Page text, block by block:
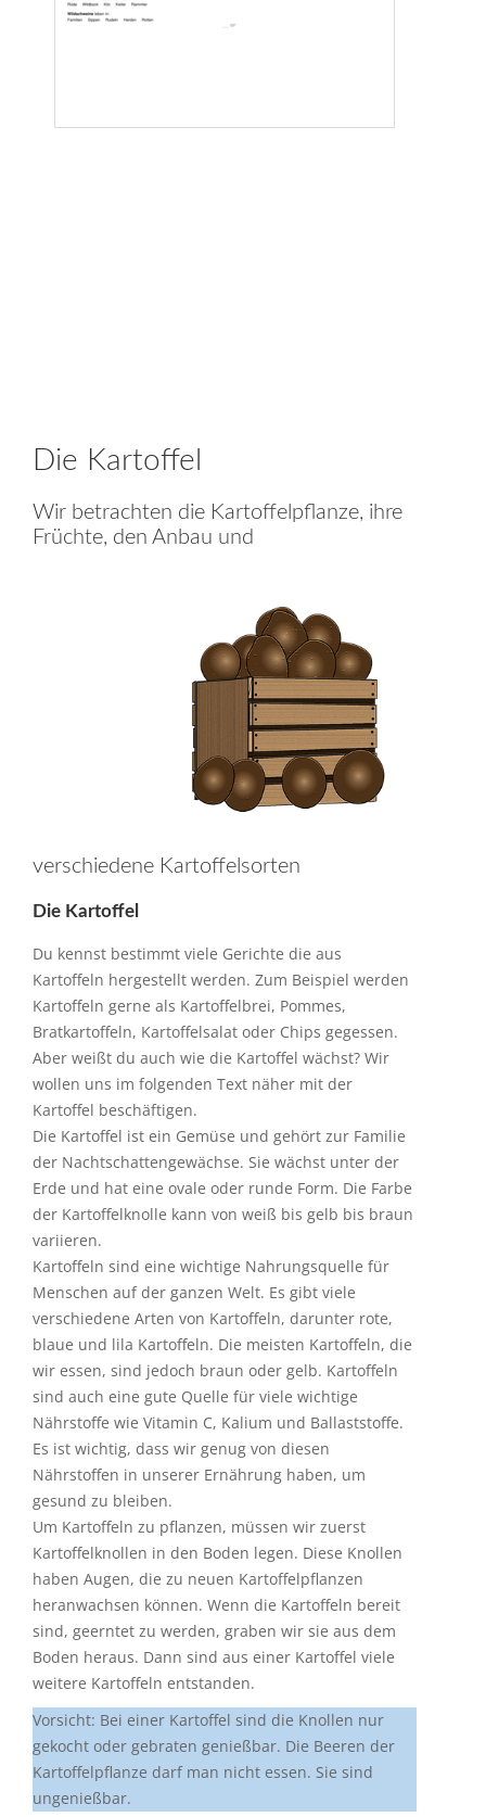
Wir betrachten die Kartoffelpflanze, ihre
Du kennst bestimmt viele Gerichte die aus
Kartoffeln hergestellt werden. Zum Beispiel werden
Kartoffeln gerne als Kartoffelbrei, Pommes,
Bratkartoffeln, Kartoffelsalat oder Chips gegessen.
Aber weißt du auch wie die Kartoffel wächst? Wir
wollen uns im folgenden Text näher mit der
Kartoffel beschäftigen.
Die Kartoffel ist ein Gemüse und gehört zur Familie
der Nachtschattengewächse. Sie wächst unter der
Erde und hat eine ovale oder runde Form. Die Farbe
der Kartoffelknolle kann von weiß bis gelb bis braun
variieren.
Kartoffeln sind eine wichtige Nahrungsquelle für
Menschen auf der ganzen Welt. Es gibt viele
verschiedene Arten von Kartoffeln, darunter rote,
blaue und lila Kartoffeln. Die meisten Kartoffeln, die
wir essen, sind jedoch braun oder gelb. Kartoffeln
sind auch eine gute Quelle für viele wichtige
Nährstoffe wie Vitamin C, Kalium und Ballaststoffe.
Es ist wichtig, dass wir genug von diesen
Nährstoffen in unserer Ernährung haben, um
gesund zu bleiben.
Um Kartoffeln zu pflanzen, müssen wir zuerst
Kartoffelknollen in den Boden legen. Diese Knollen
haben Augen, die zu neuen Kartoffelpflanzen
heranwachsen können. Wenn die Kartoffeln bereit
sind, geerntet zu werden, graben wir sie aus dem
Boden heraus. Dann sind aus einer Kartoffel viele
weitere Kartoffeln entstanden.
Vorsicht: Bei einer Kartoffel sind die Knollen nur
gekocht oder gebraten genießbar. Die Beeren der
Kartoffelpflanze darf man nicht essen. Sie sind